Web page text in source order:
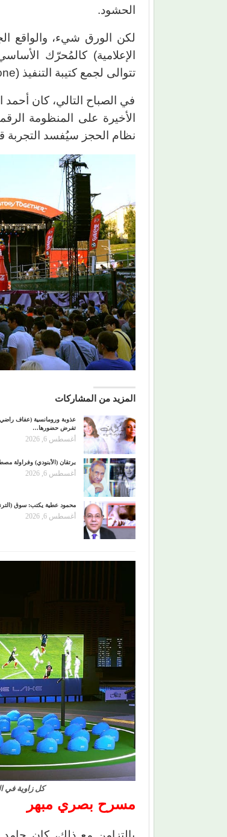
الحشود.
لكن الورق شيء، والواقع
الإعلامية) كالمُحرّك
تتوالى لجمع كتيبة التنفيذ (Fan Zone).
في الصباح التالي، كان
الأخيرة على المنظومة
نظام الحجز سيُفسد التجربة
المزيد من المشاركات
عذوبة ورومانسية (عفاف
تفرض حضورها…
أغسطس 6, 2026
برتقان (الأبنودي) وفراولة
أغسطس 6, 2026
محمود عطية يكتب: سوق
أغسطس 6, 2026
كل زاوية في
مسرح بصري مبهر